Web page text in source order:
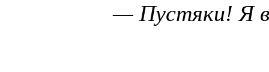
— Пустяки! Я